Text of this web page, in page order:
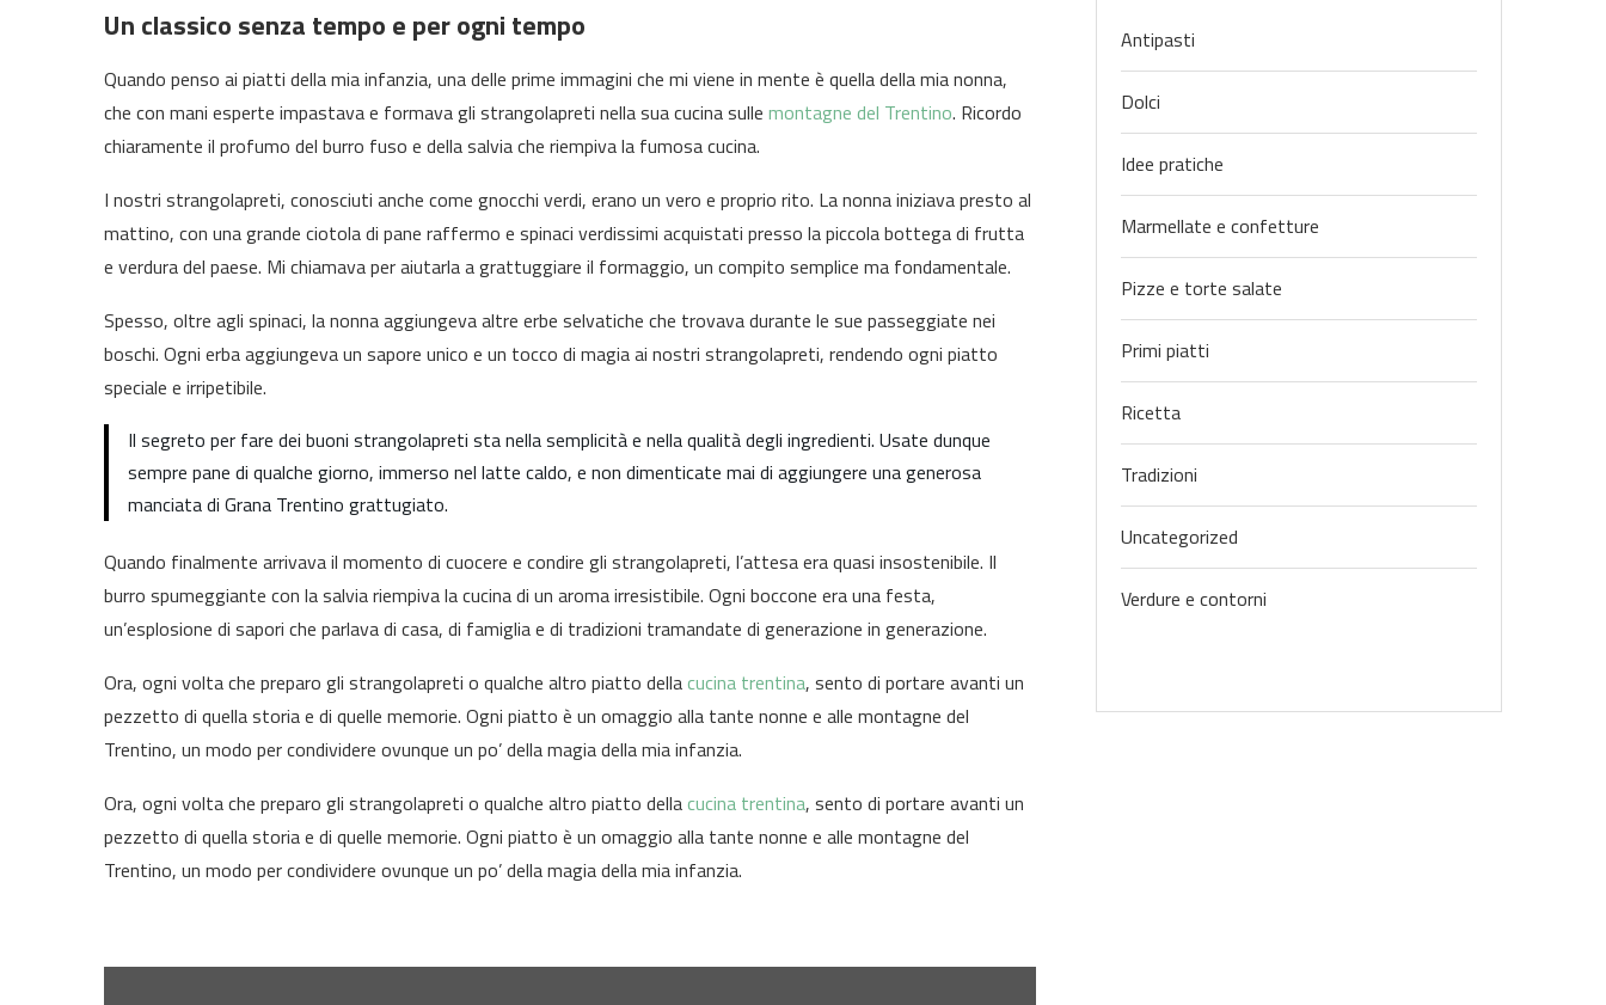
Un classico senza tempo e per ogni tempo
Quando penso ai piatti della mia infanzia, una delle prime immagini che mi viene in mente è quella della mia nonna,
che con mani esperte impastava e formava gli strangolapreti nella sua cucina sulle montagne del Trentino. Ricordo
chiaramente il profumo del burro fuso e della salvia che riempiva la fumosa cucina.
I nostri strangolapreti, conosciuti anche come gnocchi verdi, erano un vero e proprio rito. La nonna iniziava presto al
mattino, con una grande ciotola di pane raffermo e spinaci verdissimi acquistati presso la piccola bottega di frutta
e verdura del paese. Mi chiamava per aiutarla a grattuggiare il formaggio, un compito semplice ma fondamentale.
Spesso, oltre agli spinaci, la nonna aggiungeva altre erbe selvatiche che trovava durante le sue passeggiate nei
boschi. Ogni erba aggiungeva un sapore unico e un tocco di magia ai nostri strangolapreti, rendendo ogni piatto
speciale e irripetibile.
Il segreto per fare dei buoni strangolapreti sta nella semplicità e nella qualità degli ingredienti. Usate dunque
sempre pane di qualche giorno, immerso nel latte caldo, e non dimenticate mai di aggiungere una generosa
manciata di Grana Trentino grattugiato.
Quando finalmente arrivava il momento di cuocere e condire gli strangolapreti, l’attesa era quasi insostenibile. Il
burro spumeggiante con la salvia riempiva la cucina di un aroma irresistibile. Ogni boccone era una festa,
un’esplosione di sapori che parlava di casa, di famiglia e di tradizioni tramandate di generazione in generazione.
Ora, ogni volta che preparo gli strangolapreti o qualche altro piatto dellacucina trentina, sento di portare avanti un
pezzetto di quella storia e di quelle memorie. Ogni piatto è un omaggio alla tante nonne e alle montagne del
Trentino, un modo per condividere ovunque un po’ della magia della mia infanzia.
Ora, ogni volta che preparo gli strangolapreti o qualche altro piatto dellacucina trentina, sento di portare avanti un
pezzetto di quella storia e di quelle memorie. Ogni piatto è un omaggio alla tante nonne e alle montagne del
Trentino, un modo per condividere ovunque un po’ della magia della mia infanzia.
Antipasti
Dolci
Idee pratiche
Marmellate e confetture
Pizze e torte salate
Primi piatti
Ricetta
Tradizioni
Uncategorized
Verdure e contorni